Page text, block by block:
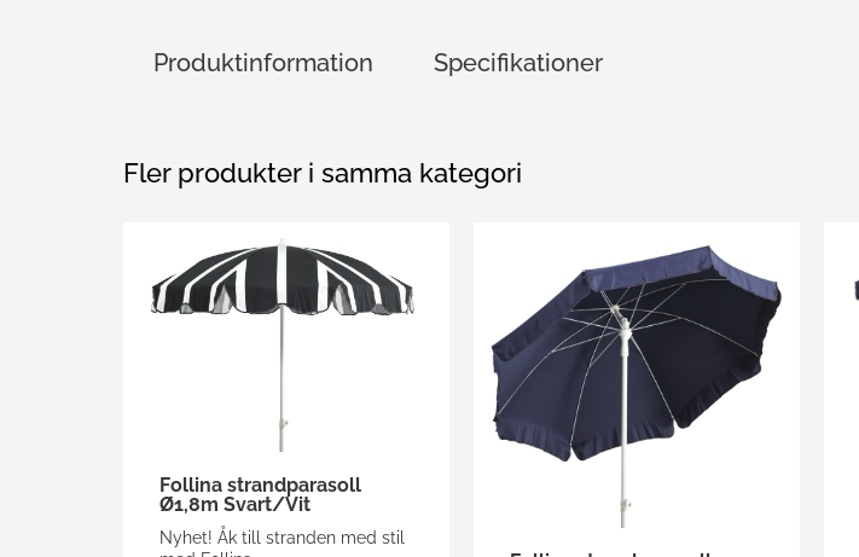
Produktinformation Specifikationer
Fler produkter i samma kategori
Follina strandparasoll
Ø1,8m Svart/Vit
Nyhet! Åk till stranden med stil